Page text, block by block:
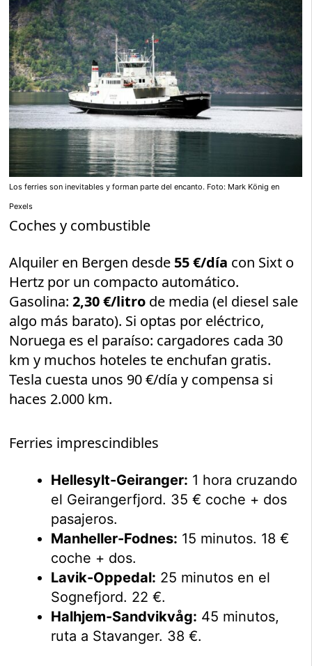
Los ferries son inevitables y forman parte del encanto. Foto: Mark König en
Pexels
Coches y combustible
Alquiler en Bergen desde 55 €/día con Sixt o
Hertz por un compacto automático.
Gasolina:2,30 €/litro de media (el diesel sale
algo más barato). Si optas por eléctrico,
Noruega es el paraíso: cargadores cada 30
km y muchos hoteles te enchufan gratis.
Tesla cuesta unos 90 €/día y compensa si
haces 2.000 km.
Ferries imprescindibles
Hellesylt-Geiranger: 1 hora cruzando
el Geirangerfjord. 35 € coche + dos
pasajeros.
Manheller-Fodnes: 15 minutos. 18 €
coche + dos.
Lavik-Oppedal: 25 minutos en el
Sognefjord. 22 €.
Halhjem-Sandvikvåg: 45 minutos,
ruta a Stavanger. 38 €.